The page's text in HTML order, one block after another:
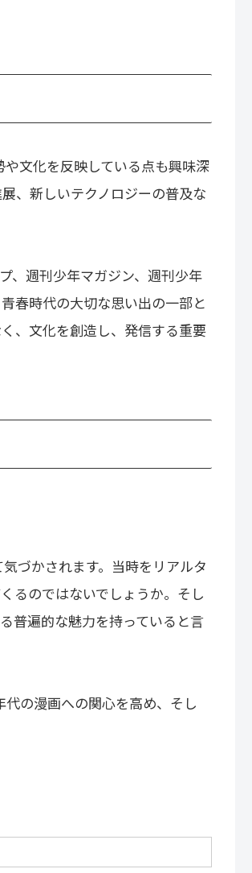
文化を反映している点も興味深
、新しいテクノロジーの普及な
、週刊少年マガジン、週刊少年
春時代の大切な思い出の一部と
、文化を創造し、発信する重要
づかされます。当時をリアルタ
るのではないでしょうか。そし
普遍的な魅力を持っていると言
の漫画への関心を高め、そし